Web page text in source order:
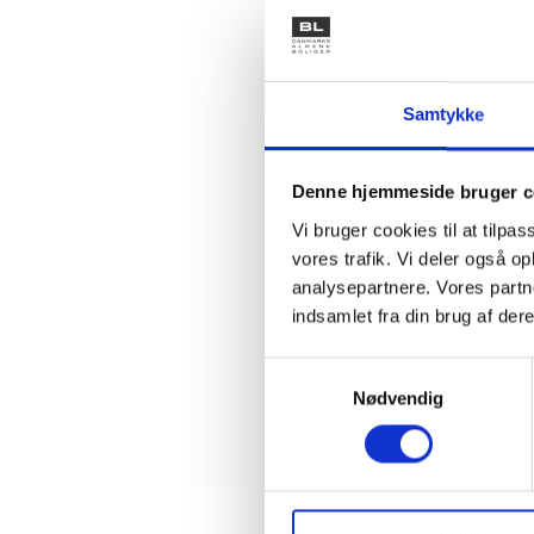
Samtykke
Denne hjemmeside bruger
Vi bruger cookies til at
vores trafik. Vi deler også
analysepartnere. Vores
indsamlet fra din brug af
Nødvendig
Som
logge
Hvis
Du kan